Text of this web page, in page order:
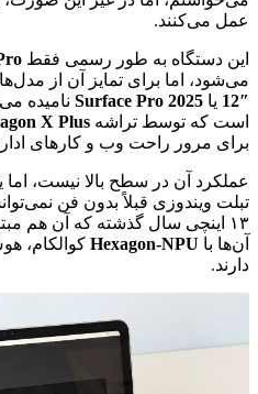
عمل می‌کنند.
این دستگاه به طور رسمی فقط
می‌شود، اما برای تمایز آن از
12″ یا Surface Pro 2025 نامیده
است که توسط تراشه X Plus
برای مرور راحت وب و کارهای
عملکرد آن در سطح بالا نیست،
تبلت ویندوزی قبلاً بدون فن
۱۳ اینچی سال گذشته که آن هم مبتنی بر
آن‌ها با Hexagon-NPU کوالکام،
دارند.